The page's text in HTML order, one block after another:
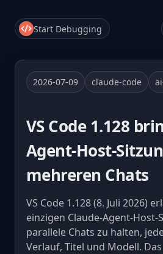
Start Debugging
2026-07-09 claude-code
VS Code 1.128
Agent-Host-
mehreren Chats
VS Code 1.128 (8. Juli 2026)
einzigen Claude-Agent-
parallele Chats zu halten,
Verlauf, Titel und Modell.